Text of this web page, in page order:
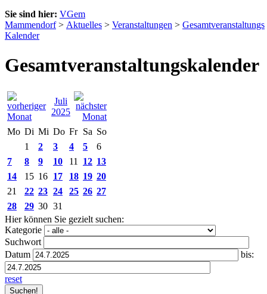
Sie sind hier: VGem
Mammendorf> Aktuelles > Veranstaltungen > Gesamtveranstaltungs
Kalender
Gesamtveranstaltungskalender
Juli
2025
Mo Di Mi Do Fr Sa So
1
2 3 4 5
6
7
8 9 10 11 12 13
14
15 16 17 18 19 20
21
22 23 24 25 26 27
28
29 30 31
Hier können Sie gezielt suchen:
Kategorie
Suchwort
Datum
bis:
reset